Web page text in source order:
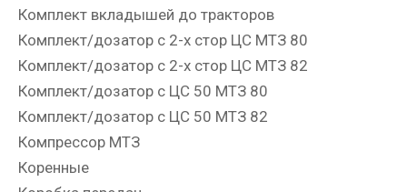
Комплект вкладышей до тракторов
Комплект/дозатор с 2-х стор ЦС МТЗ 80
Комплект/дозатор с 2-х стор ЦС МТЗ 82
Комплект/дозатор с ЦС 50 МТЗ 80
Комплект/дозатор с ЦС 50 МТЗ 82
Компрессор МТЗ
Коренные